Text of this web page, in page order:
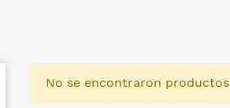
No se encontraron productos